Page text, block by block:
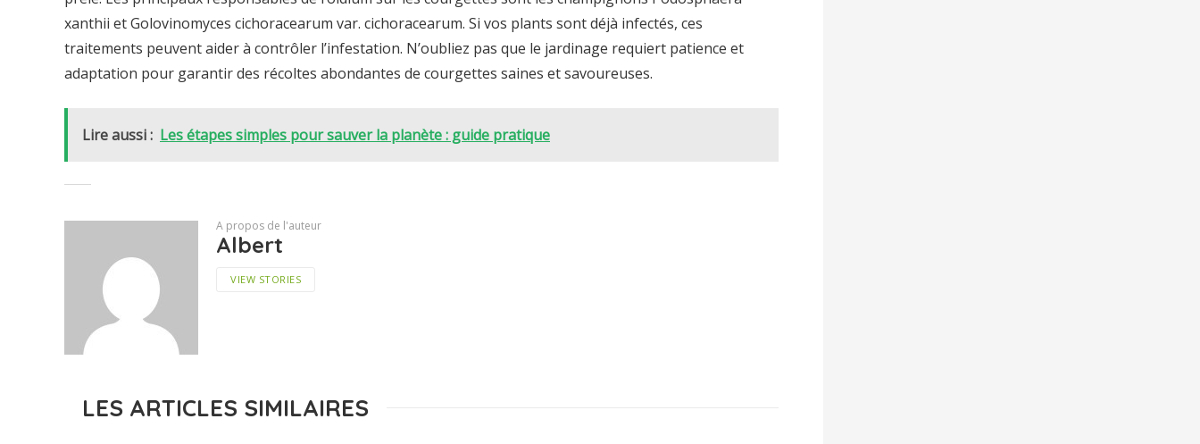
xanthii et Golovinomyces cichoracearum var. cichoracearum. Si vos plants sont déjà infectés, ces
traitements peuvent aider à contrôler l’infestation. N’oubliez pas que le jardinage requiert patience et
adaptation pour garantir des récoltes abondantes de courgettes saines et savoureuses.
Lire aussi : Les étapes simples pour sauver la planète : guide pratique
A propos de l'auteur
Albert
VIEW STORIES
LES ARTICLES SIMILAIRES